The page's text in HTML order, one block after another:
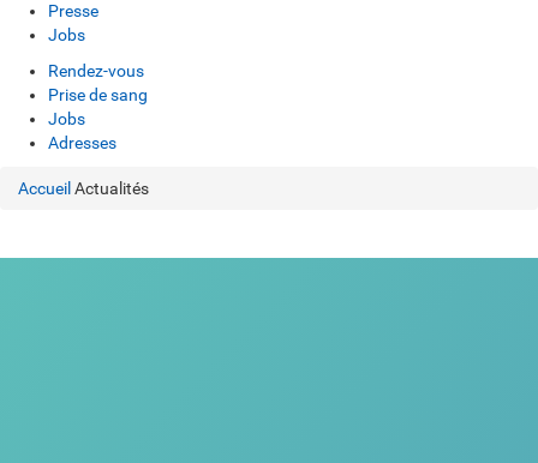
Presse
Jobs
Rendez-vous
Prise de sang
Jobs
Adresses
Accueil Actualités